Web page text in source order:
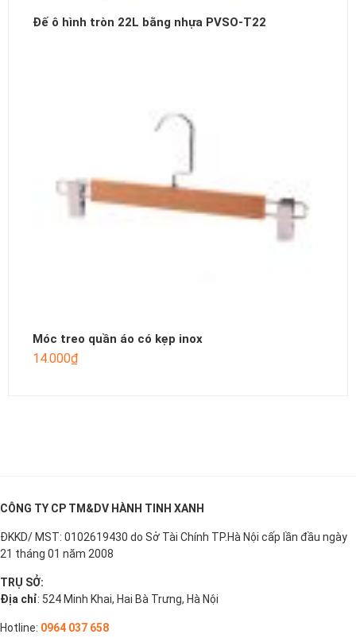
Đế ô hình tròn 22L bằng nhựa PVSO-T22
Móc treo quần áo có kẹp inox
14.000₫
CÔNG TY CP TM&DV HÀNH TINH XANH
ĐKKD/ MST: 0102619430 do Sở Tài Chính TP.Hà Nội cấp lần đầu ngày
21 tháng 01 năm 2008
TRỤ SỞ:
Địa chỉ: 524 Minh Khai, Hai Bà Trưng, Hà Nội
Hotline: 0964 037 658